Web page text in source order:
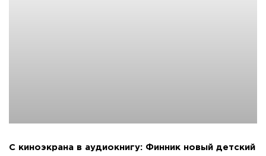
С киноэкрана в аудиокнигу: Финник новый детский